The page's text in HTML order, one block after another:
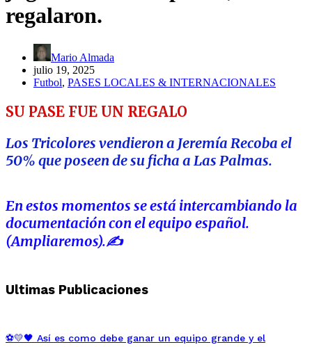
regalaron.
Mario Almada
julio 19, 2025
Futbol, PASES LOCALES & INTERNACIONALES
SU PASE FUE UN REGALO
Los Tricolores vendieron a Jeremía Recoba el
50% que poseen de su ficha a Las Palmas.
En estos momentos se está intercambiando la
documentación con el equipo español.
(Ampliaremos).✍️
Ultimas Publicaciones
⚽💛🖤 Así es como debe ganar un equipo grande y el